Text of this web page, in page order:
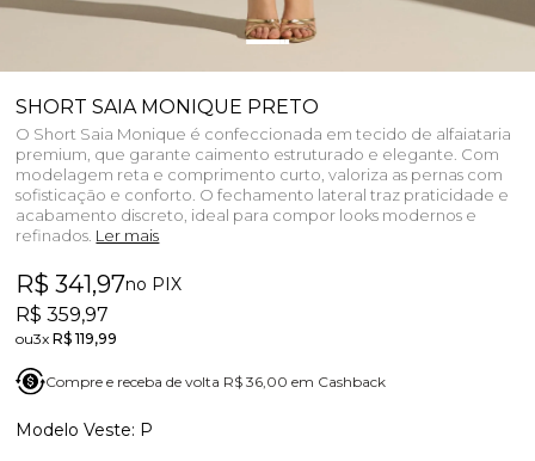
SHORT SAIA MONIQUE PRETO
O Short Saia Monique é confeccionada em tecido de alfaiataria
premium, que garante caimento estruturado e elegante. Com
modelagem reta e comprimento curto, valoriza as pernas com
sofisticação e conforto. O fechamento lateral traz praticidade e
acabamento discreto, ideal para compor looks modernos e
refinados. Ler mais
R$ 341,97no PIX
R$ 359,97
3xR$ 119,99
Compre e receba de volta R$ 36,00 em Cashback
P